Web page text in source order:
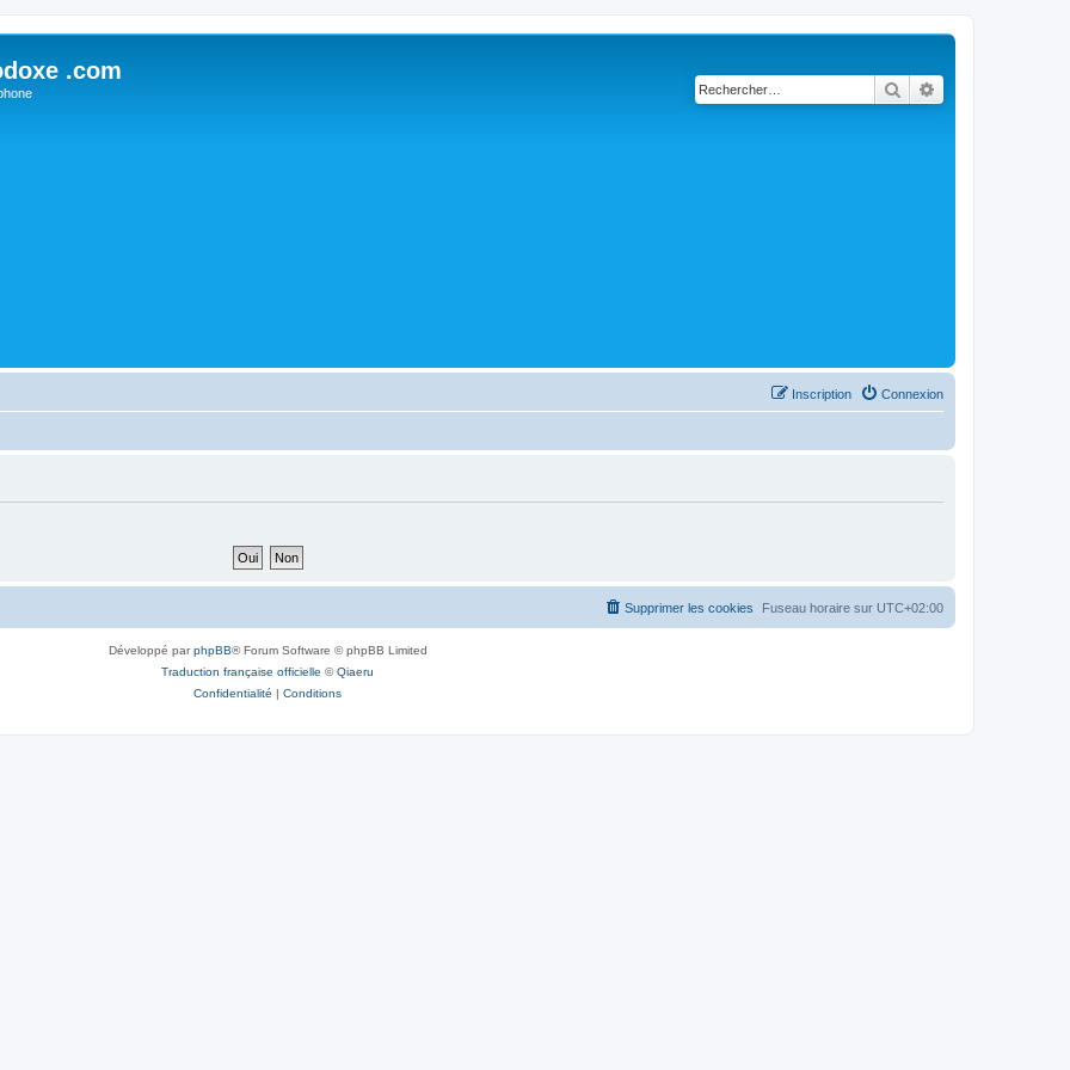
.com
Rechercher
Connexion
Inscription
Fuseau horaire sur UTC+02:00
Supprimer les cookies
Développé parphpBB® Forum Software © phpBB Limited
Traduction française officielle ©Qiaeru
Confidentialité | Conditions